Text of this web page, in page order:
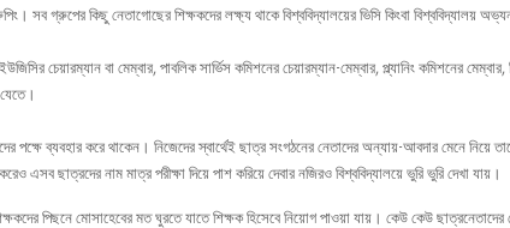
সব গ্রুপের কিছু নেতাগোছের শিক্ষকদের লক্ষ্য থাকে বিশ্ববিদ্যালয়ের ভিসি কিংবা বিশ্ববিদ্যালয়
চেয়ারম্যান বা মেম্বার, পাবলিক সার্ভিস কমিশনের চেয়ারম্যান-মেম্বার, প্ল্যানিং কমিশনের
পক্ষে ব্যবহার করে থাকেন। নিজেদের স্বার্থেই ছাত্র সংগঠনের নেতাদের অন্যায়-আবদার মেনে নিয়ে
ছাত্রদের নাম মাত্র পরীক্ষা দিয়ে পাশ করিয়ে দেবার নজিরও বিশ্ববিদ্যালয়ে ভুরি ভুরি দেখা যায়।
পিছনে মোসাহেবের মত ঘুরতে যাতে শিক্ষক হিসেবে নিয়োগ পাওয়া যায়। কেউ কেউ